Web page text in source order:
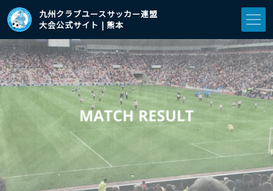
九州クラブユースサッカー連盟
大会公式サイト | 熊本